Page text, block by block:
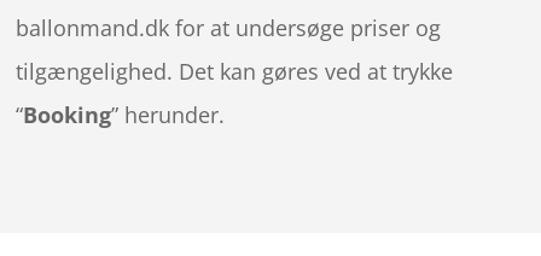
ballonmand.dk for at undersøge priser og
tilgængelighed. Det kan gøres ved at trykke
“Booking” herunder.